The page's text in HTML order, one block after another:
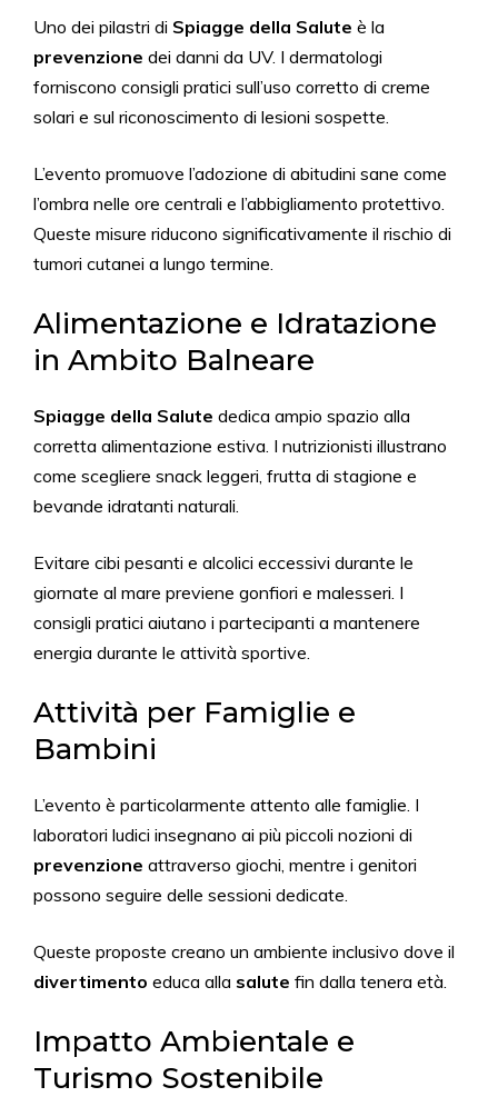
Uno dei pilastri di Spiagge della Salute è la
prevenzione dei danni da UV. I dermatologi
forniscono consigli pratici sull’uso corretto di creme
solari e sul riconoscimento di lesioni sospette.
L’evento promuove l’adozione di abitudini sane come
l’ombra nelle ore centrali e l’abbigliamento protettivo.
Queste misure riducono significativamente il rischio di
tumori cutanei a lungo termine.
Alimentazione e Idratazione
in Ambito Balneare
Spiagge della Salute dedica ampio spazio alla
corretta alimentazione estiva. I nutrizionisti illustrano
come scegliere snack leggeri, frutta di stagione e
bevande idratanti naturali.
Evitare cibi pesanti e alcolici eccessivi durante le
giornate al mare previene gonfiori e malesseri. I
consigli pratici aiutano i partecipanti a mantenere
energia durante le attività sportive.
Attività per Famiglie e
Bambini
L’evento è particolarmente attento alle famiglie. I
laboratori ludici insegnano ai più piccoli nozioni di
prevenzione attraverso giochi, mentre i genitori
possono seguire delle sessioni dedicate.
Queste proposte creano un ambiente inclusivo dove il
divertimento educa alla salute fin dalla tenera età.
Impatto Ambientale e
Turismo Sostenibile